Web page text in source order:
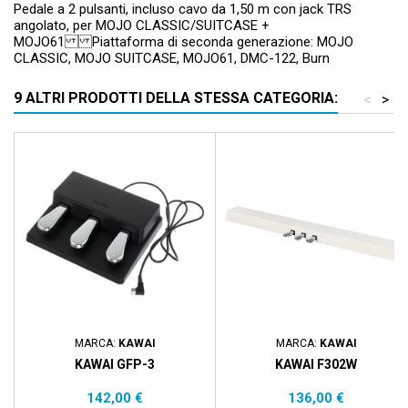
Pedale a 2 pulsanti, incluso cavo da 1,50 m con jack TRS
angolato, per MOJO CLASSIC/SUITCASE +
MOJO61 Piattaforma di seconda generazione: MOJO
CLASSIC, MOJO SUITCASE, MOJO61, DMC-122, Burn
9 ALTRI PRODOTTI DELLA STESSA CATEGORIA: >
<
MARCA: KAWAI
KAWAI GFP-3
Prezzo
142,00 €
MARCA: KAWAI
KAWAI F302W
Prezzo
136,00 €